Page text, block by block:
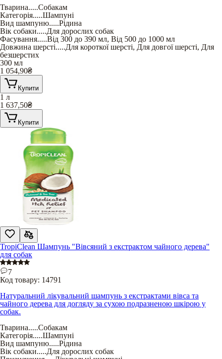
Тварина.....Собакам
Категорія.....Шампуні
Вид шампуню.....Рідина
Вік собаки.....Для дорослих собак
Фасування.....Від 300 до 390 мл, Від 500 до 1000 мл
Довжина шерсті.....Для короткої шерсті, Для довгої шерсті, Для
безшерстих
300 мл
1 054,90₴
Купити
1 л
1 637,50₴
Купити
TropiClean Шампунь "Вівсяний з екстрактом чайного дерева"
для собак
7
Код товару: 14791
Натуральний лікувальний шампунь з екстрактами вівса та
чайного дерева для догляду за сухою подразненою шкірою у
собак.
Тварина.....Собакам
Категорія.....Шампуні
Вид шампуню.....Рідина
Вік собаки.....Для дорослих собак